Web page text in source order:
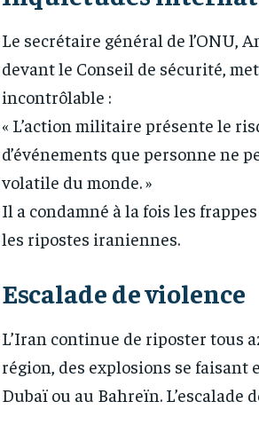
Le secrétaire général de l’ONU,
devant le Conseil de sécurité,
incontrôlable :
« L’action militaire présente le
d’événements que personne ne
volatile du monde. »
Il a condamné à la fois les
les ripostes iraniennes.
Escalade de violence
L’Iran continue de riposter tous
région, des explosions se faisant
Dubaï ou au Bahreïn. L’escalade